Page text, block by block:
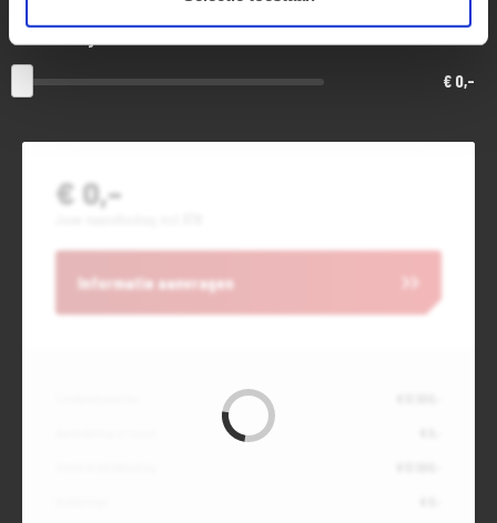
€ 0,-
€ 0,-
Informatie aanvragen